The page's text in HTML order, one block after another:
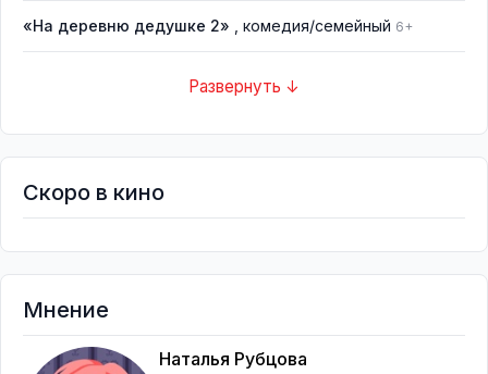
«На деревню дедушке 2» , комедия/семейный 6+
Развернуть ↓
Скоро в кино
Мнение
Наталья Рубцова